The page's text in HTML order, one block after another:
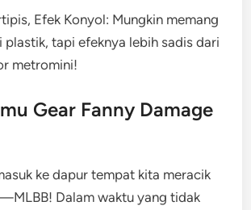
Efek Konyol: Mungkin memang
tapi efeknya lebih sadis dari
metromini!
Gear Fanny Damage
ke dapur tempat kita meracik
Dalam waktu yang tidak